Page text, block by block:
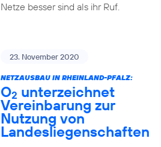
Netze besser sind als ihr Ruf.
23. November 2020
NETZAUSBAU IN RHEINLAND-PFALZ:
O2 unterzeichnet
Vereinbarung zur
Nutzung von
Landesliegenschaften